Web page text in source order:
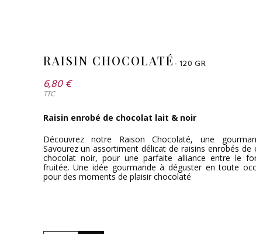
RAISIN CHOCOLATÉ- 120 GR
6,80 €
TTC
Raisin enrobé de chocolat lait & noir
Découvrez notre Raison Chocolaté, une
Savourez un assortiment délicat de raisins enrobés
chocolat noir, pour une parfaite alliance entre le
fruitée. Une idée gourmande à déguster en toute
pour des moments de plaisir chocolaté